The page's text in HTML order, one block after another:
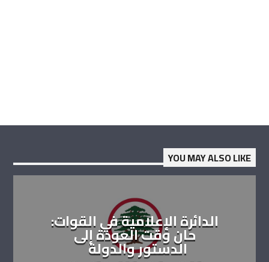
YOU MAY ALSO LIKE
الدائرة الإعلامية في القوات:
حان وقت العودة إلى
الدستور والدولة